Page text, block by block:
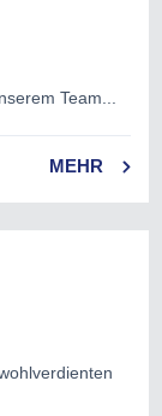
Team...
MEHR